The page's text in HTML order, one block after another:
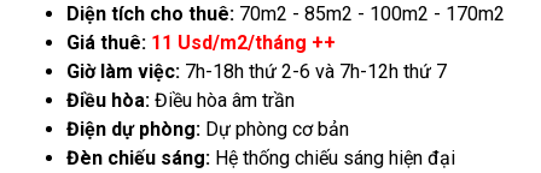
Diện tích cho thuê: 70m2 - 85m2 - 100m2 - 170m2
Giá thuê: 11 Usd/m2/tháng ++
Giờ làm việc: 7h-18h thứ 2-6 và 7h-12h thứ 7
Điều hòa: Điều hòa âm trần
Điện dự phòng: Dự phòng cơ bản
Đèn chiếu sáng: Hệ thống chiếu sáng hiện đại